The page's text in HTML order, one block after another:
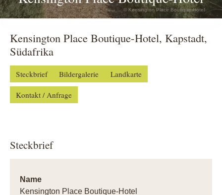
© Kensington Place Boutique-Hotel
Kensington Place Boutique-Hotel, Kapstadt,
Südafrika
Steckbrief Bildergalerie Landkarte
Kontakt / Anfrage
Steckbrief
Name
Kensington Place Boutique-Hotel